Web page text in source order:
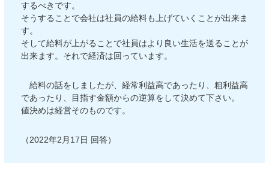
するべきです。
そうすることで会社は社員の給料も上げていくことが出来ま
す。
そして給料が上がることで社員はより良い生活を送ることが
出来ます。それで経済は回っています。
給料の話をしましたが、経常利益高であったり、粗利益高
であったり、目指す金額からの逆算をして決めて下さい。
値決めは経営そのものです。
（2022年2月17日 回答）